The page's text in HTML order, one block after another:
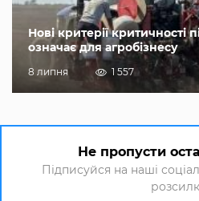
Нові критерії
означає для агробізнесу
8 липня 1 557
Не пропусти
Підписуйся на наші